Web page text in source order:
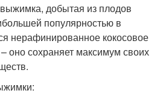
добытая из плодов
популярностью в
нерафинированное кокосовое
оно сохраняет максимум своих